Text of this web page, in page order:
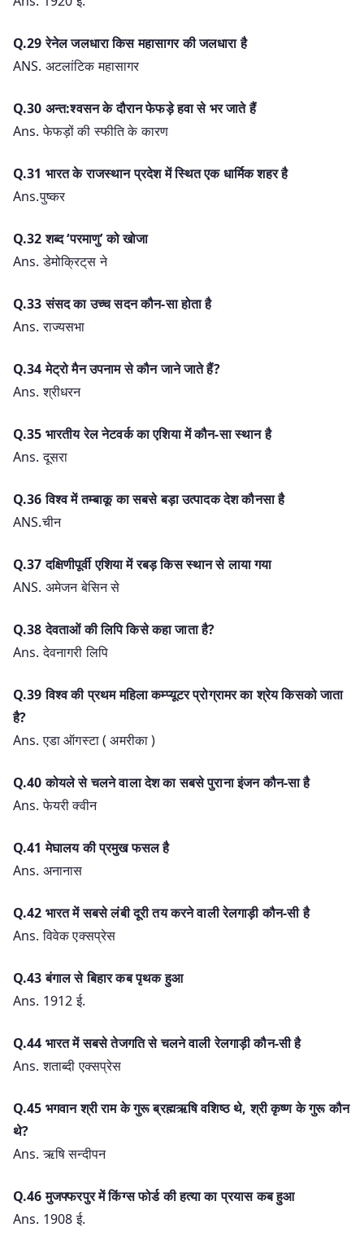
Q.29 रेनेल जलधारा किस महासागर की जलधारा है
ANS. अटलांटिक महासागर
Q.30 अन्त:श्वसन के दौरान फेफड़े हवा से भर जाते हैं
Ans. फेफड़ों की स्फीति के कारण
Q.31 भारत के राजस्थान प्रदेश में स्थित एक धार्मिक शहर है
Ans.पुष्कर
Q.32 शब्द ‘परमाणु’ को खोजा
Ans. डेमोक्रिट्‌स ने
Q.33 संसद का उच्च सदन कौन-सा होता है
Ans. राज्यसभा
Q.34 मेट्रो मैन उपनाम से कौन जाने जाते हैं?
Ans. श्रीधरन
Q.35 भारतीय रेल नेटवर्क का एशिया में कौन-सा स्थान है
Ans. दूसरा
Q.36 विश्व में तम्बाकू का सबसे बड़ा उत्पादक देश कौनसा है
ANS.चीन
Q.37 दक्षिणीपूर्वी एशिया में रबड़ किस स्थान से लाया गया
ANS. अमेजन बेसिन से
Q.38 देवताओं की लिपि किसे कहा जाता है?
Ans. देवनागरी लिपि
Q.39 विश्व की प्रथम महिला कम्प्यूटर प्रोग्रामर का श्रेय किसको जाता
है?
Ans. एडा ऑगस्टा ( अमरीका )
Q.40 कोयले से चलने वाला देश का सबसे पुराना इंजन कौन-सा है
Ans. फेयरी क्वीन
Q.41 मेघालय की प्रमुख फसल है
Ans. अनानास
Q.42 भारत में सबसे लंबी दूरी तय करने वाली रेलगाड़ी कौन-सी है
Ans. विवेक एक्सप्रेस
Q.43 बंगाल से बिहार कब पृथक हुआ
Ans. 1912 ई.
Q.44 भारत में सबसे तेजगति से चलने वाली रेलगाड़ी कौन-सी है
Ans. शताब्दी एक्सप्रेस
Q.45 भगवान श्री राम के गुरू ब्रह्मऋषि वशिष्ठ थे, श्री कृष्ण के गुरू कौन
थे?
Ans. ऋषि सन्दीपन
Q.46 मुजफ्फरपुर में किंग्स फोर्ड की हत्या का प्रयास कब हुआ
Ans. 1908 ई.